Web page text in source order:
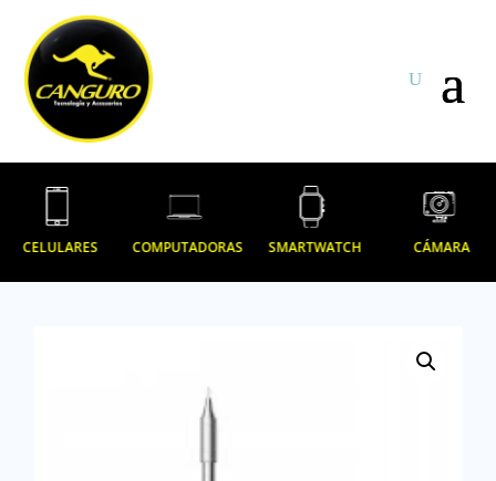
CELULARES COMPUTADORAS SMARTWATCH CÁMARA